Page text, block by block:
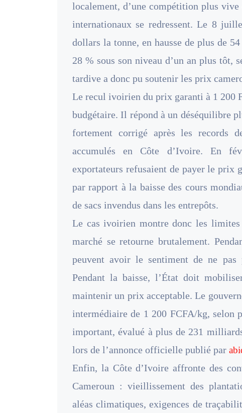
localement, d’une compétition plus
internationaux se redressent. Le 8
dollars la tonne, en hausse de plus de
28 % sous son niveau d’un an plus tôt,
tardive a donc pu soutenir les prix
Le recul ivoirien du prix garanti à 1 200
budgétaire. Il répond à un déséquilibre
fortement corrigé après les records
accumulés en Côte d’Ivoire. En
exportateurs refusaient de payer le prix
par rapport à la baisse des cours
de sacs invendus dans les entrepôts.
Le cas ivoirien montre donc les
marché se retourne brutalement.
peuvent avoir le sentiment de ne
Pendant la baisse, l’État doit
maintenir un prix acceptable. Le
intermédiaire de 1 200 FCFA/kg, selon
important, évalué à plus de 231
lors de l’annonce officielle publié par
Enfin, la Côte d’Ivoire affronte des
Cameroun : vieillissement des
aléas climatiques, exigences de